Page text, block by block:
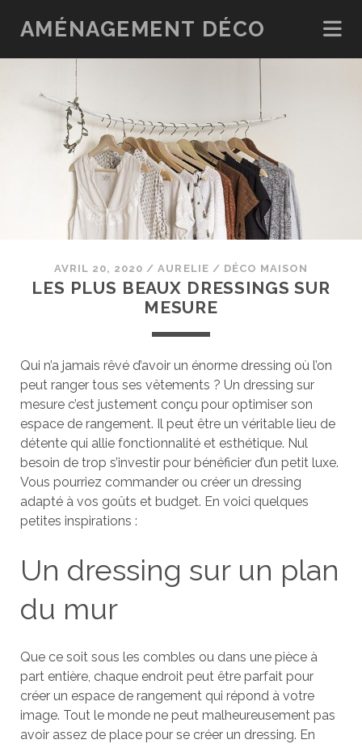
AMÉNAGEMENT DÉCO
AVRIL 20, 2020 /AURELIE / DÉCO MAISON
LES PLUS BEAUX DRESSINGS SUR
MESURE
Qui n’a jamais rêvé d’avoir un énorme dressing où l’on
peut ranger tous ses vêtements ? Un dressing sur
mesure c’est justement conçu pour optimiser son
espace de rangement. Il peut être un véritable lieu de
détente qui allie fonctionnalité et esthétique. Nul
besoin de trop s’investir pour bénéficier d’un petit luxe.
Vous pourriez commander ou créer un dressing
adapté à vos goûts et budget. En voici quelques
petites inspirations :
Un dressing sur un plan
du mur
Que ce soit sous les combles ou dans une pièce à
part entière, chaque endroit peut être parfait pour
créer un espace de rangement qui répond à votre
image. Tout le monde ne peut malheureusement pas
avoir assez de place pour se créer un dressing. En